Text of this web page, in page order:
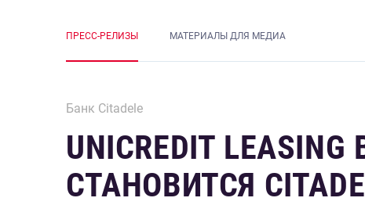
ПРЕСС-РЕЛИЗЫ MАТЕРИАЛЫ ДЛЯ МЕДИА
Банк Citadele
UNICREDIT
СТАНОВИТСЯ